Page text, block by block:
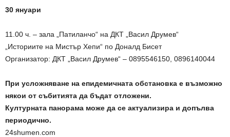
30 януари
11.00 ч. – зала „Патиланчо“ на ДКТ „Васил Друмев“
„Историите на Мистър Хепи“ по Доналд Бисет
Организатор: ДКТ „Васил Друмев“ – 0895546150, 0896140044
При усложняване на епидемичната обстановка е възможно
някои от събитията да бъдат отложени.
Културната панорама може да се актуализира и допълва
периодично.
24shumen.com